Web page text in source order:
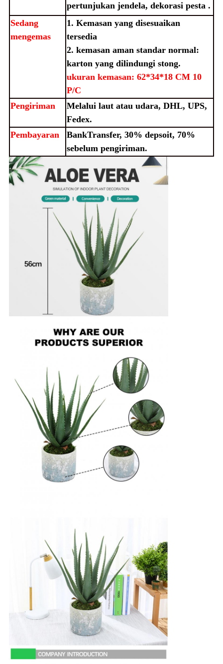
pertunjukan jendela, dekorasi pesta .
Sedang
mengemas
1. Kemasan yang disesuaikan
tersedia
2. kemasan aman standar normal:
karton yang dilindungi stong.
ukuran kemasan: 62*34*18 CM 10
P/C
Pengiriman
Melalui laut atau udara, DHL, UPS,
Fedex.
Pembayaran
BankTransfer, 30% depsoit, 70%
sebelum pengiriman.